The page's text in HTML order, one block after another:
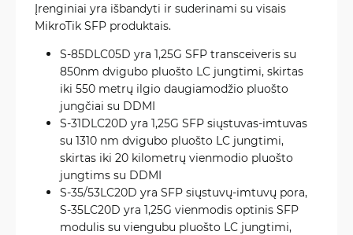
Įrenginiai yra išbandyti ir suderinami su visais
MikroTik SFP produktais.
S-85DLC05D yra 1,25G SFP transceiveris su
850nm dvigubo pluošto LC jungtimi, skirtas
iki 550 metrų ilgio daugiamodžio pluošto
jungčiai su DDMI
S-31DLC20D yra 1,25G SFP siųstuvas-imtuvas
su 1310 nm dvigubo pluošto LC jungtimi,
skirtas iki 20 kilometrų vienmodio pluošto
jungtims su DDMI
S-35/53LC20D yra SFP siųstuvų-imtuvų pora,
S-35LC20D yra 1,25G vienmodis optinis SFP
modulis su viengubu pluošto LC jungtimi,